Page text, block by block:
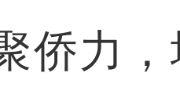
侨力